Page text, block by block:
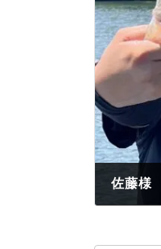
佐藤様